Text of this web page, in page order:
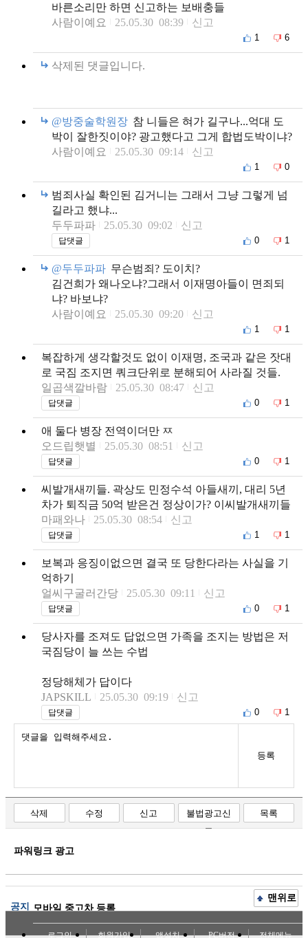
바른소리만 하면 신고하는 보배충들
사람이예요
25.05.30 08:39 신고
1 6
삭제된 댓글입니다.
@방중술학원장 참 니들은 혀가 길구나...억대 도
박이 잘한짓이야? 광고했다고 그게 합법도박이냐?
사람이예요
25.05.30 09:14 신고
1 0
범죄사실 확인된 김거니는 그래서 그냥 그렇게 넘
길라고 했냐...
두두파파
25.05.30 09:02 신고
답댓글 0 1
@두두파파 무슨범죄? 도이치?
김건희가 왜나오냐?그래서 이재명아들이 면죄되
냐? 바보냐?
사람이예요
25.05.30 09:20 신고
1 1
복잡하게 생각할것도 없이 이재명, 조국과 같은 잣대
로 국짐 조지면 쿼크단위로 분해되어 사라질 것들.
일곱색깔바람
25.05.30 08:47 신고
답댓글 0 1
애 둘다 병장 전역이더만 ㅉ
오드립햇별
25.05.30 08:51 신고
답댓글 0 1
씨발개새끼들. 곽상도 민정수석 아들새끼, 대리 5년
차가 퇴직금 50억 받은건 정상이가? 이씨발개새끼들
마패와나
25.05.30 08:54 신고
답댓글 1 1
보복과 응징이없으면 결국 또 당한다라는 사실을 기
억하기
얼씨구굴러간당
25.05.30 09:11 신고
답댓글 0 1
당사자를 조져도 답없으면 가족을 조지는 방법은 저
국짐당이 늘 쓰는 수법
정당해체가 답이다
JAPSKILL
25.05.30 09:19 신고
답댓글 0 1
등록
삭제 수정 신고
불법광고신
고
목록
파워링크 광고
공지 모바일 중고차 등록
맨위로
로그인 회원가입 앱설치 PC버전 전체메뉴